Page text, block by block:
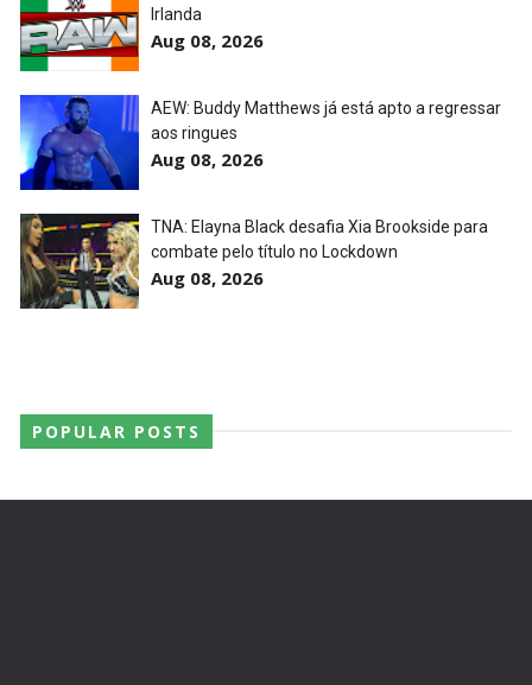
WWE Friday Night Smackdown 24 July 2026
Unknown-Jul 25 2026
TNA iMPACT Wrestling 23 July 2026
Unknown-Jul 24 2026
Irlanda
Aug 08, 2026
AEW: Buddy Matthews já está apto a regressar
aos ringues
Aug 08, 2026
TNA: Elayna Black desafia Xia Brookside para
combate pelo título no Lockdown
Aug 08, 2026
POPULAR POSTS